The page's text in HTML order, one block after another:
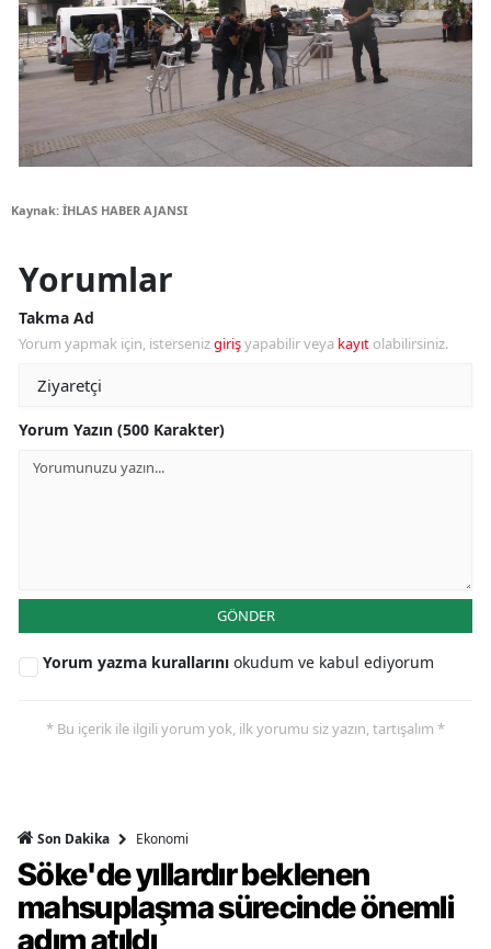
Kaynak: İHLAS HABER AJANSI
Yorumlar
Takma Ad
Yorum yapmak için, istersenizgirişyapabilir veya kayıt olabilirsiniz.
Yorum Yazın (500 Karakter)
GÖNDER
Yorum yazma kurallarını okudum ve kabul ediyorum
* Bu içerik ile ilgili yorum yok, ilk yorumu siz yazın, tartışalım *
Son Dakika Ekonomi
Söke'de yıllardır beklenen
mahsuplaşma sürecinde önemli
adım atıldı